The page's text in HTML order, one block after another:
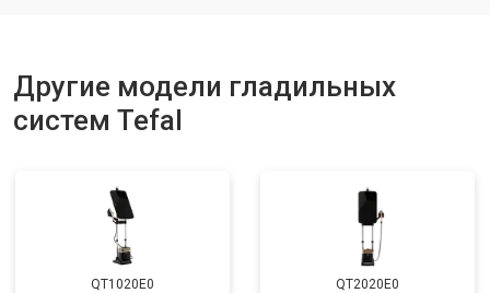
Другие модели гладильных
систем Tefal
QT1020E0 QT2020E0